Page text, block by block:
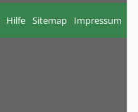
Hilfe Sitemap Impressum